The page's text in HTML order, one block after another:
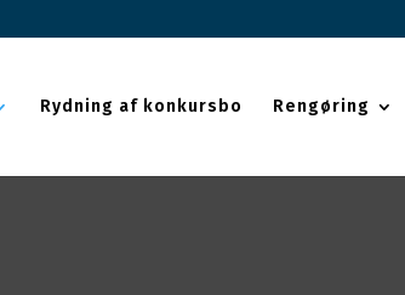
Rydning af konkursbo Rengøring